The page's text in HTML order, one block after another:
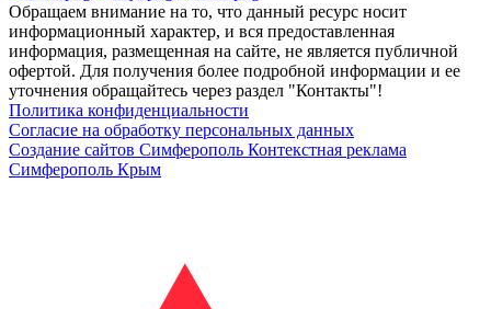
Обращаем внимание на то, что данный ресурс носит
информационный характер, и вся предоставленная
информация, размещенная на сайте, не является публичной
офертой. Для получения более подробной информации и ее
уточнения обращайтесь через раздел "Контакты"!
Политика конфиденциальности
Согласие на обработку персональных данных
Создание сайтов Симферополь Контекстная реклама
Симферополь Крым